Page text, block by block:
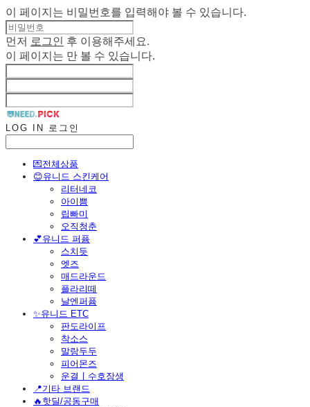
이 페이지는 비밀번호를 입력해야 볼 수 있습니다.
먼저 로그인
후 이용해주세요.
이 페이지는 만 볼 수 있습니다.
LOG IN 로그인
💌전체상품
😊유니드 스킨케어
리터네코
아이쁨
립빠미
오직청춘
💕유니드 퍼퓸
스치듯
엣즈
매드라운드
플라리떼
날엔퍼퓸
​✨유니드 ETC
판도라이프
착소스
말랑두두
피어몬즈
운결ㅣ수호장생
📍기타 브랜드
🔥핫딜/공동구매